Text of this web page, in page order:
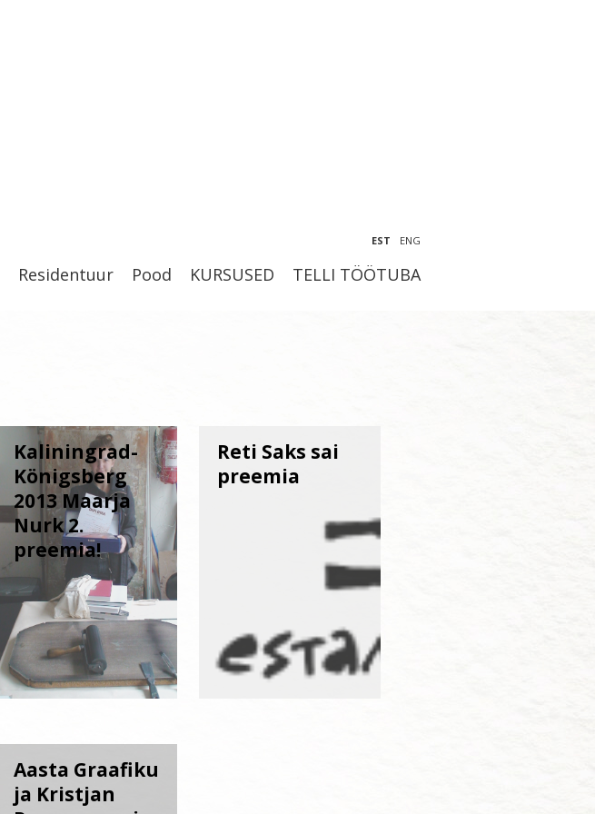
EST ENG
Residentuur Pood KURSUSED TELLI TÖÖTUBA
Kaliningrad-
Königsberg
2013 Maarja
Nurk 2.
preemia!
Reti Saks sai
preemia
Aasta Graafiku
ja Kristjan